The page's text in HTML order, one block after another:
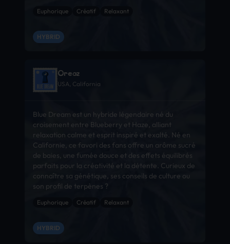
Euphorique Créatif Relaxant
HYBRID
Oreoz
USA, California
Blue Dream est un hybride légendaire né du
croisement entre Blueberry et Haze, alliant
relaxation calme et esprit inspiré et exalté. Né en
Californie, ce favori des fans offre un arôme sucré
de baies, une fumée douce et des effets équilibrés
parfaits pour la créativité et la détente. Curieux de
connaître sa génétique, ses conseils de culture ou
son profil de terpènes ?
Euphorique Créatif Relaxant
HYBRID